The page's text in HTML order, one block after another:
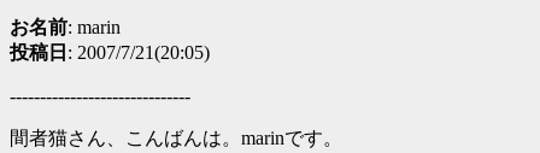
お名前: marin
投稿日 : 2007/7/21(20:05)
------------------------------
間者猫さん、こんばんは。marinです。